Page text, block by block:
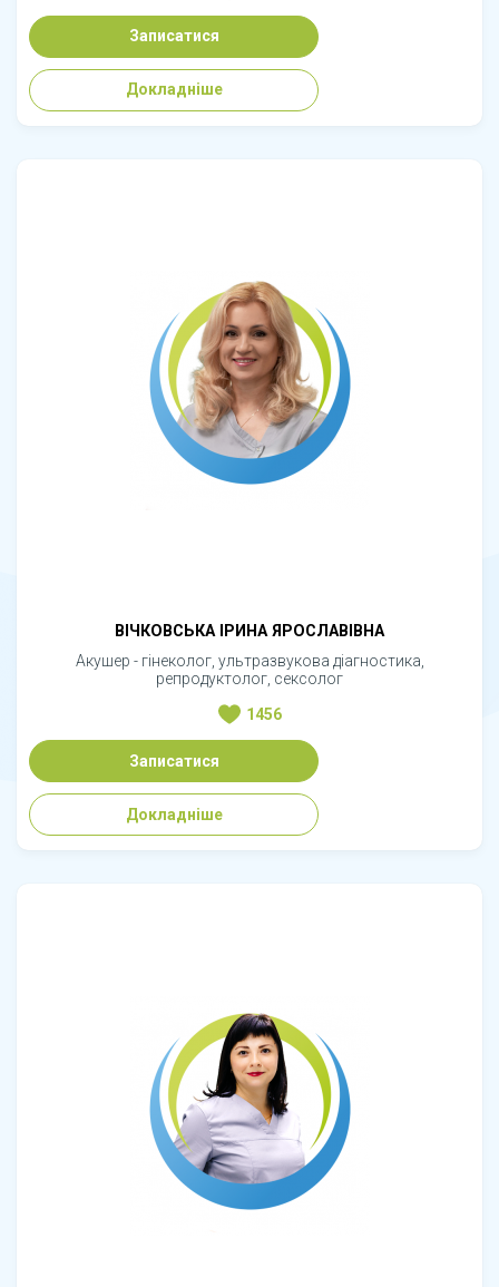
Записатися
Докладніше
ВІЧКОВСЬКА ІРИНА ЯРОСЛАВІВНА
Акушер - гінеколог, ультразвукова діагностика,
репродуктолог, сексолог
1456
Записатися
Докладніше